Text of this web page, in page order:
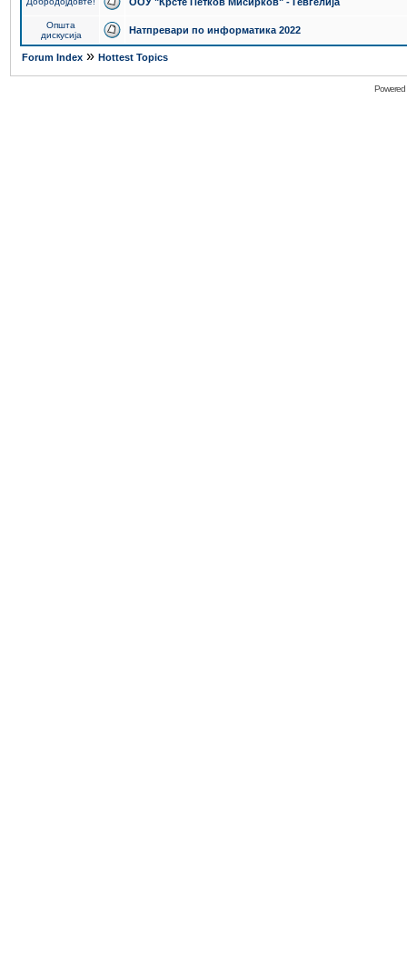
Општа
дискусија
Натпревари по информатика 2022
Forum Index » Hottest Topics